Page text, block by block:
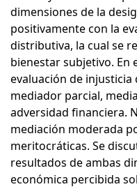
dimensiones de la
positivamente con la
distributiva, la cual se
bienestar subjetivo. En
evaluación de
mediador parcial,
adversidad financiera.
mediación moderada
meritocráticas. Se
resultados de ambas
económica percibida